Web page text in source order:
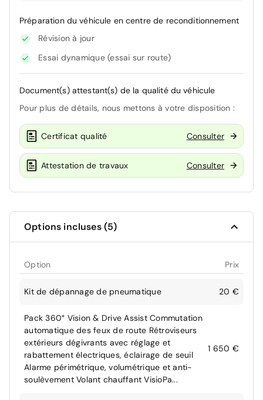
Préparation du véhicule en centre de reconditionnement
Révision à jour
Essai dynamique (essai sur route)
Document(s) attestant(s) de la qualité du véhicule
Pour plus de détails, nous mettons à votre disposition :
Certificat qualité Consulter
Attestation de travaux Consulter
Options incluses (5)
Option Prix
Kit de dépannage de pneumatique 20 €
Pack 360° Vision & Drive Assist Commutation
automatique des feux de route Rétroviseurs
extérieurs dégivrants avec réglage et
rabattement électriques, éclairage de seuil
Alarme périmétrique, volumétrique et anti-
soulèvement Volant chauffant VisioPa...
1 650 €